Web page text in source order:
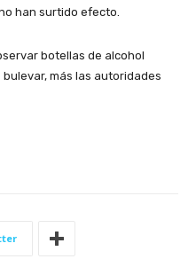
han surtido efecto.
botellas de alcohol
más las autoridades